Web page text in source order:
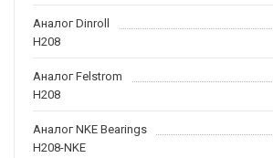
Аналог Dinroll
H208
Аналог Felstrom
H208
Аналог NKE Bearings
H208-NKE